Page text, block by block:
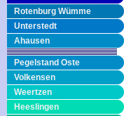
Rotenburg Wümme
Unterstedt
Ahausen
Pegelstand Oste
Volkensen
Weertzen
Heeslingen